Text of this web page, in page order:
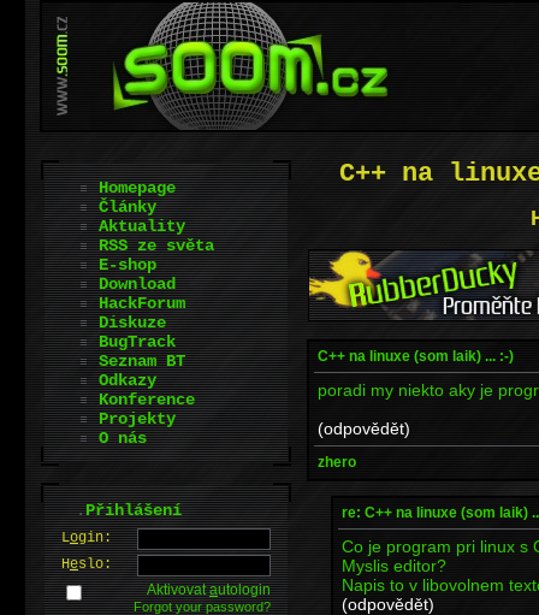
C++ na
C++ na linuxe (som laik) ... :-)
poradi my niekto aky je
(odpovědět)
zhero
re: C++ na linuxe (som laik)
Co je program pri linux s
Myslis editor?
Napis to v libovolnem
(odpovědět)
Homepage
Články
Aktuality
RSS ze světa
E-shop
Download
HackForum
Diskuze
BugTrack
Seznam BT
Odkazy
Konference
Projekty
O nás
.Přihlášení
Login:
Heslo:
Aktivovatautologin
Forgot your password?